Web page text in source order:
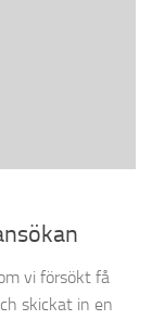
vi försökt få
skickat in en